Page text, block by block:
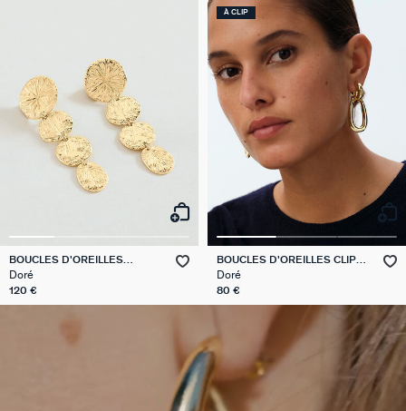
BOUCLES D'OREILLES
PENDANTES ASTREE
Doré
120 €
À CLIP
BOUCLES D'OREILLES CLIPS
ABBESSES
Doré
80 €